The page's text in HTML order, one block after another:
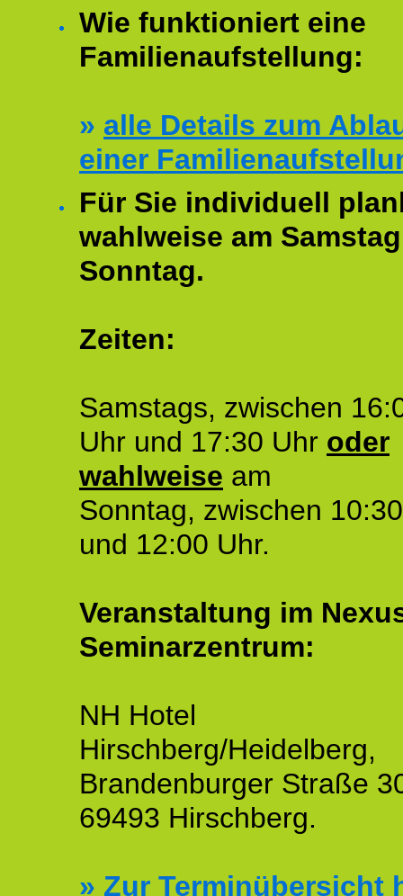
Wie funktioniert eine
Familienaufstellung:
» alle Details zum
einer
Für Sie individuell
wahlweise am
Sonntag.
Zeiten:
Samstags, zwischen
Uhr und 17:30 Uhr oder
wahlweise am
Sonntag, zwischen
und 12:00 Uhr.
Veranstaltung im
Seminarzentrum:
NH Hotel
Hirschberg/Heidelberg,
Brandenburger Straße
69493 Hirschberg.
» Zur Terminübersicht